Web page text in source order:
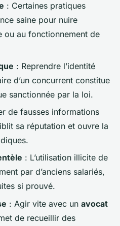
: Certaines pratiques
saine pour nuire
ou au fonctionnement de
: Reprendre l’identité
d’un concurrent constitue
sanctionnée par la loi.
de fausses informations
sa réputation et ouvre la
: L’utilisation illicite de
par d’anciens salariés,
si prouvé.
: Agir vite avec un avocat
de recueillir des